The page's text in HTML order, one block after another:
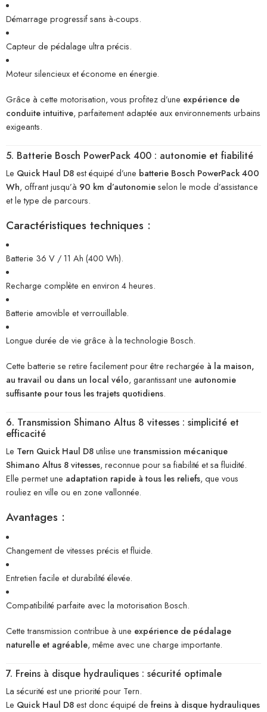
Démarrage progressif sans à-coups.
Capteur de pédalage ultra précis.
Moteur silencieux et économe en énergie.
Grâce à cette motorisation, vous profitez d’une expérience de
conduite intuitive, parfaitement adaptée aux environnements urbains
exigeants.
5. Batterie Bosch PowerPack 400 : autonomie et fiabilité
Le Quick Haul D8est équipé d’une batterie Bosch PowerPack 400
Wh, offrant jusqu’à 90 km d’autonomieselon le mode d’assistance
et le type de parcours.
Caractéristiques techniques :
Batterie 36 V / 11 Ah (400 Wh).
Recharge complète en environ 4 heures.
Batterie amovible et verrouillable.
Longue durée de vie grâce à la technologie Bosch.
Cette batterie se retire facilement pour être rechargée à la maison,
au travail ou dans un local vélo, garantissant une autonomie
suffisante pour tous les trajets quotidiens.
6. Transmission Shimano Altus 8 vitesses : simplicité et
efficacité
Le Tern Quick Haul D8utilise une transmission mécanique
Shimano Altus 8 vitesses, reconnue pour sa fiabilité et sa fluidité.
Elle permet une adaptation rapide à tous les reliefs, que vous
rouliez en ville ou en zone vallonnée.
Avantages :
Changement de vitesses précis et fluide.
Entretien facile et durabilité élevée.
Compatibilité parfaite avec la motorisation Bosch.
Cette transmission contribue à une expérience de pédalage
naturelle et agréable, même avec une charge importante.
7. Freins à disque hydrauliques : sécurité optimale
La sécurité est une priorité pour Tern.
Le Quick Haul D8est donc équipé de freins à disque hydrauliques